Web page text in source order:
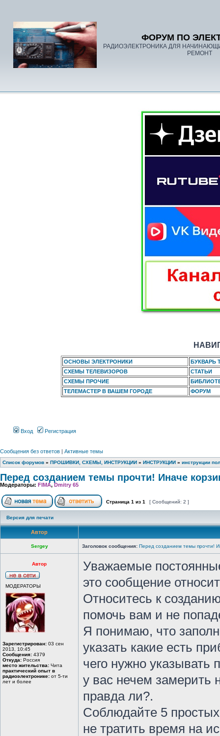
ФОРУМ ПО
РАДИОЭЛЕКТРОНИКА ДЛЯ
РЕМОНТ
ОСНОВЫ ЭЛЕКТРОНИКИ
БУКВАРЬ
СХЕМЫ ТЕЛЕВИЗОРОВ
СТАТЬИ
СХЕМЫ ПРОЧИЕ
ТЕЛЕМАСТЕР В ВАШЕМ ГОРОДЕ
ФОРУМ
Вход Регистрация
Сообщения без ответов | Активные темы
Список форумов » ПРОШИВКИ, СХЕМЫ, ИНСТРУКЦИИ » ИНСТРУКЦИИ » инструкции
Перед созданием темы прочти! Иначе
Модераторы: FIMA, Dmitry 65
Страница 1 из 1 [ Сообщений: 2 ]
Версия для печати
Автор
Sergey Заголовок сообщения: Перед созданием темы прочти!
Автор
МОДЕРАТОРЫ
Зарегистрирован: 03 сен
2013, 10:45
Сообщения: 4379
Откуда: Россия
место жительства: Чита
практический опыт в
радиоэлектронике: от 5-ти
лет и более
Уважаемые
это сообщение
Относитесь к
помочь вам и не
Я понимаю, что
указать какие есть
чего нужно
у вас нечем замерить
правда ли?.
Соблюдайте 5
не тратить время на